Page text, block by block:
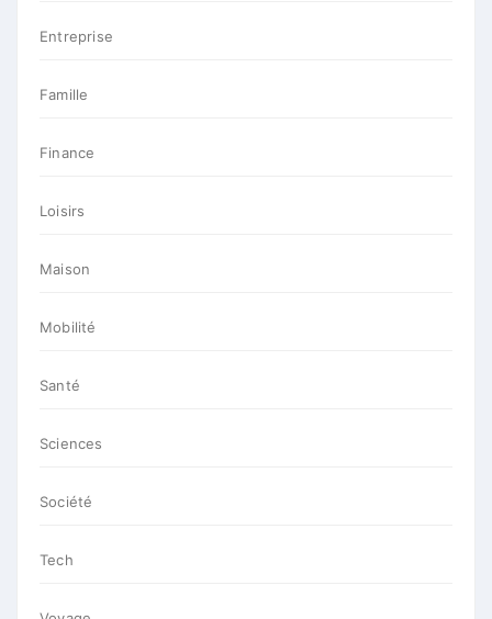
Entreprise
Famille
Finance
Loisirs
Maison
Mobilité
Santé
Sciences
Société
Tech